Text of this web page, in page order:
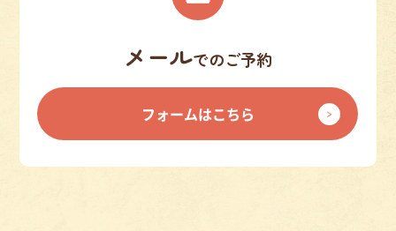
メールでのご予約
フォームはこちら